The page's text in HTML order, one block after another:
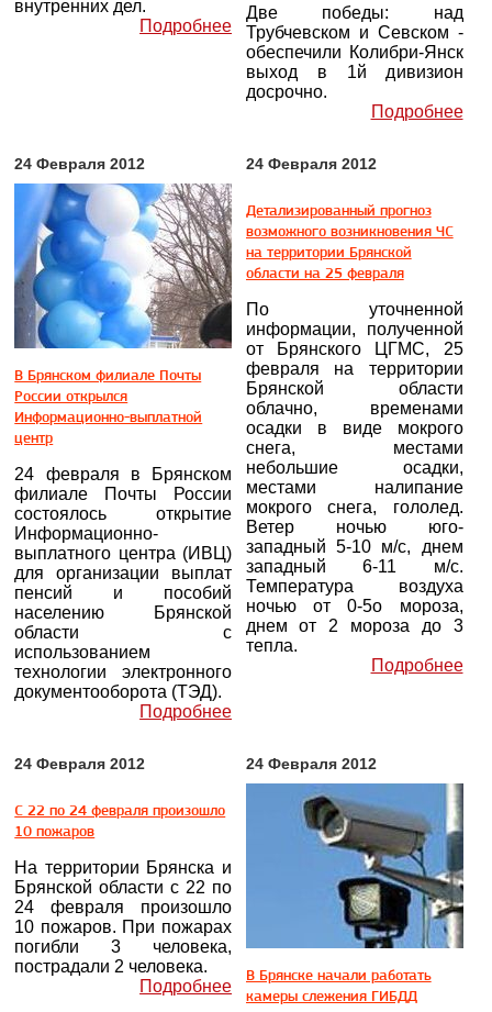
внутренних дел.
Подробнее
Две победы: над
Трубчевском и Севском -
обеспечили Колибри-Янск
выход в 1й дивизион
досрочно.
Подробнее
24 Февраля 2012
В Брянском филиале Почты
России открылся
Информационно-выплатной
центр
24 февраля в Брянском
филиале Почты России
состоялось открытие
Информационно-
выплатного центра (ИВЦ)
для организации выплат
пенсий и пособий
населению Брянской
области с
использованием
технологии электронного
документооборота (ТЭД).
Подробнее
24 Февраля 2012
Детализированный прогноз
возможного возникновения ЧС
на территории Брянской
области на 25 февраля
По уточненной
информации, полученной
от Брянского ЦГМС, 25
февраля на территории
Брянской области
облачно, временами
осадки в виде мокрого
снега, местами
небольшие осадки,
местами налипание
мокрого снега, гололед.
Ветер ночью юго-
западный 5-10 м/с, днем
западный 6-11 м/с.
Температура воздуха
ночью от 0-5о мороза,
днем от 2 мороза до 3
тепла.
Подробнее
24 Февраля 2012
С 22 по 24 февраля произошло
10 пожаров
На территории Брянска и
Брянской области c 22 по
24 февраля произошло
10 пожаров. При пожарах
погибли 3 человека,
пострадали 2 человека.
Подробнее
24 Февраля 2012
В Брянске начали работать
камеры слежения ГИБДД